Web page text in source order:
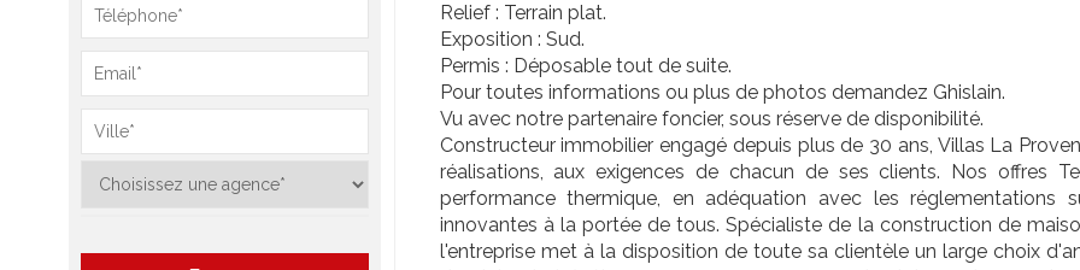
Relief : Terrain plat.
Exposition : Sud.
Permis : Déposable tout de suite.
Pour toutes informations ou plus de photos demandez Ghislain.
Vu avec notre partenaire foncier, sous réserve de disponibilité.
Constructeur immobilier engagé depuis plus de 30 ans, Villas La
réalisations, aux exigences de chacun de ses clients. Nos offres
performance thermique, en adéquation avec les réglementations
innovantes à la portée de tous. Spécialiste de la construction de
l'entreprise met à la disposition de toute sa clientèle un large choix